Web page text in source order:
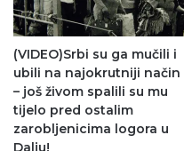
(VIDEO)Srbi su ga mučili i
ubili na najokrutniji način
– još živom spalili su mu
tijelo pred ostalim
zarobljenicima logora u